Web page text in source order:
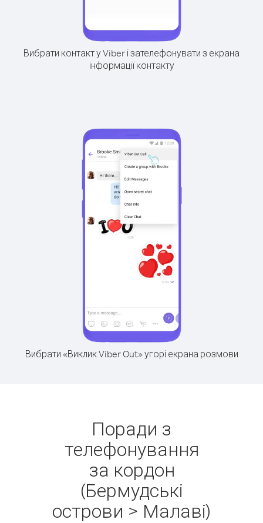
Вибрати контакт у Viber і зателефонувати з екрана
інформації контакту
Вибрати «Виклик Viber Out» угорі екрана розмови
Поради з
телефонування
за кордон
(Бермудські
острови > Малаві)